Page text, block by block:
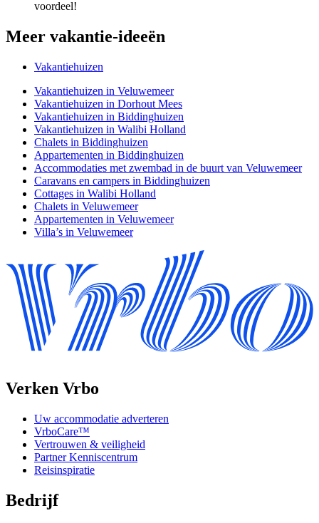
voordeel!
Meer vakantie-ideeën
Vakantiehuizen
Vakantiehuizen in Veluwemeer
Vakantiehuizen in Dorhout Mees
Vakantiehuizen in Biddinghuizen
Vakantiehuizen in Walibi Holland
Chalets in Biddinghuizen
Appartementen in Biddinghuizen
Accommodaties met zwembad in de buurt van Veluwemeer
Caravans en campers in Biddinghuizen
Cottages in Walibi Holland
Chalets in Veluwemeer
Appartementen in Veluwemeer
Villa’s in Veluwemeer
Verken Vrbo
Uw accommodatie adverteren
VrboCare™
Vertrouwen & veiligheid
Partner Kenniscentrum
Reisinspiratie
Bedrijf